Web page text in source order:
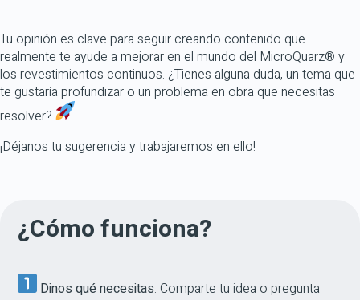
Tu opinión es clave para seguir creando contenido que
realmente te ayude a mejorar en el mundo del MicroQuarz® y
los revestimientos continuos. ¿Tienes alguna duda, un tema que
te gustaría profundizar o un problema en obra que necesitas
resolver?
¡Déjanos tu sugerencia y trabajaremos en ello!
¿Cómo funciona?
Dinos qué necesitas: Comparte tu idea o pregunta